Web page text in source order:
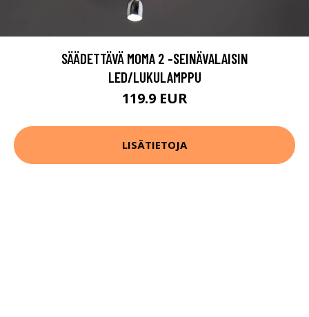
SÄÄDETTÄVÄ MOMA 2 -SEINÄVALAISIN
LED/LUKULAMPPU
119.9 EUR
LISÄTIETOJA